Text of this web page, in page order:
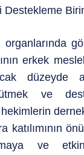
organlarında
erkek
düzeyde
ve
katılımının
ve etkin